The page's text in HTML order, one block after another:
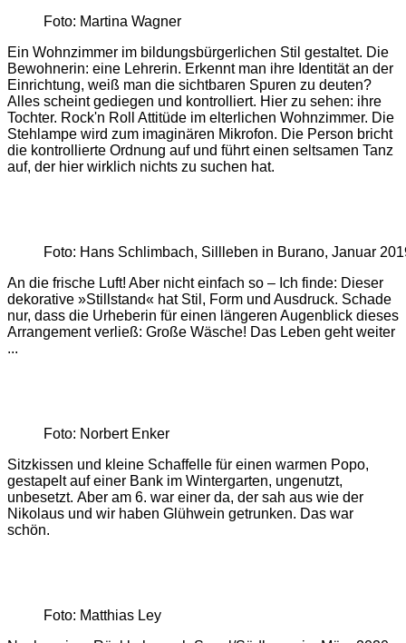
Foto: Martina Wagner
Ein Wohnzimmer im bildungsbürgerlichen Stil gestaltet. Die
Bewohnerin: eine Lehrerin. Erkennt man ihre Identität an der
Einrichtung, weiß man die sichtbaren Spuren zu deuten?
Alles scheint gediegen und kontrolliert. Hier zu sehen: ihre
Tochter. Rock'n Roll Attitüde im elterlichen Wohnzimmer. Die
Stehlampe wird zum imaginären Mikrofon. Die Person bricht
die kontrollierte Ordnung auf und führt einen seltsamen Tanz
auf, der hier wirklich nichts zu suchen hat.
Foto: Hans Schlimbach, Sillleben in Burano, Januar
An die frische Luft! Aber nicht einfach so – Ich finde: Dieser
dekorative »Stillstand« hat Stil, Form und Ausdruck. Schade
nur, dass die Urheberin für einen längeren Augenblick dieses
Arrangement verließ: Große Wäsche! Das Leben geht weiter
...
Foto: Norbert Enker
Sitzkissen und kleine Schaffelle für einen warmen Popo,
gestapelt auf einer Bank im Wintergarten, ungenutzt,
unbesetzt. Aber am 6. war einer da, der sah aus wie der
Nikolaus und wir haben Glühwein getrunken. Das war
schön.
Foto: Matthias Ley